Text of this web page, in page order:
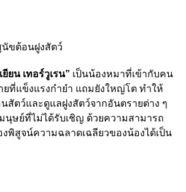
นัขต้อนฝูงสัตว์
ยน เทอร์วูเรน” เป็นน้องหมาที่เข้ากับคน
ยที่แข็งแรงกำยำ แถมยังใหญ่โต ทำให้
สัตว์และดูแลฝูงสัตว์จากอันตรายต่าง ๆ
นุษย์ที่ไม่ได้รับเชิญ ด้วยความสามารถ
งพิสูจน์ความฉลาดเฉลียวของน้องได้เป็น